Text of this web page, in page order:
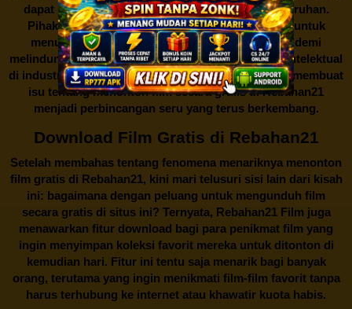
dapat merugikan industri perfilman secara keseluruhan.
Pihak berwenang pun turut terlibat dalam upaya untuk
menutup situs-situs ilegal semacam Rebahan21 demi
melindungi keberlangsungan bisnis dan kekayaan intelektual
di industri hiburan. Konflik kepentingan inilah yang membuat
isu tentang menonton film secara gratis diRebahan21
menjadi perbincangan seru yang terus berkembang.
Download Film Gratis di Rebahan21
Setelah membahas tentang fenomena menariknya menonton
film gratis di Rebahan21, kini mari telusuri sisi lain dari kisah
ini: bagaimana dengan peluang untuk mengunduh film
secara gratis di situs ini? Ternyata, Rebahan21 Film juga
menawarkan fitur download bagi para penikmat film yang
ingin menyimpan koleksi favorit mereka untuk ditonton di
kemudian hari. Fitur ini tentu saja menarik bagi banyak
orang, terutama yang ingin menikmati film-film favorit tanpa
harus terhubung ke internet atau khawatir kuota habis.